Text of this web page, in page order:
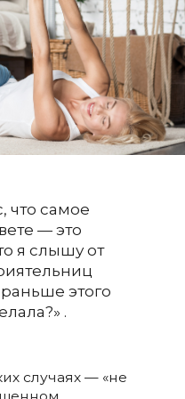
что самое
— это
я слышу от
этого
.
случаях — «не